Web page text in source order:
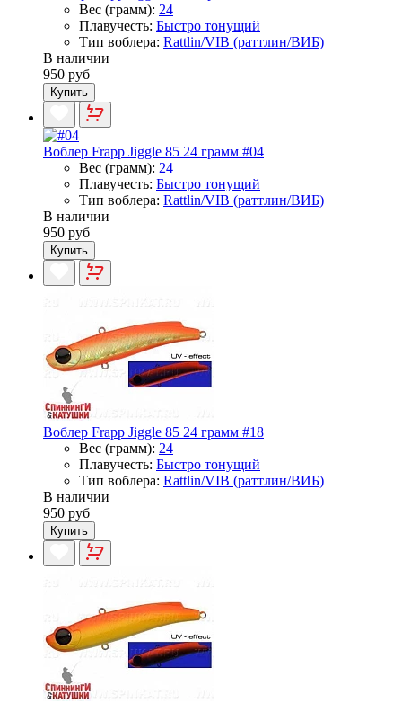
Вес (грамм): 24
Плавучесть: Быстро тонущий
Тип воблера: Rattlin/VIB (раттлин/ВИБ)
В наличии
950 руб
Купить
Воблер Frapp Jiggle 85 24 грамм #04
Вес (грамм): 24
Плавучесть: Быстро тонущий
Тип воблера: Rattlin/VIB (раттлин/ВИБ)
В наличии
950 руб
Купить
Воблер Frapp Jiggle 85 24 грамм #18
Вес (грамм): 24
Плавучесть: Быстро тонущий
Тип воблера: Rattlin/VIB (раттлин/ВИБ)
В наличии
950 руб
Купить